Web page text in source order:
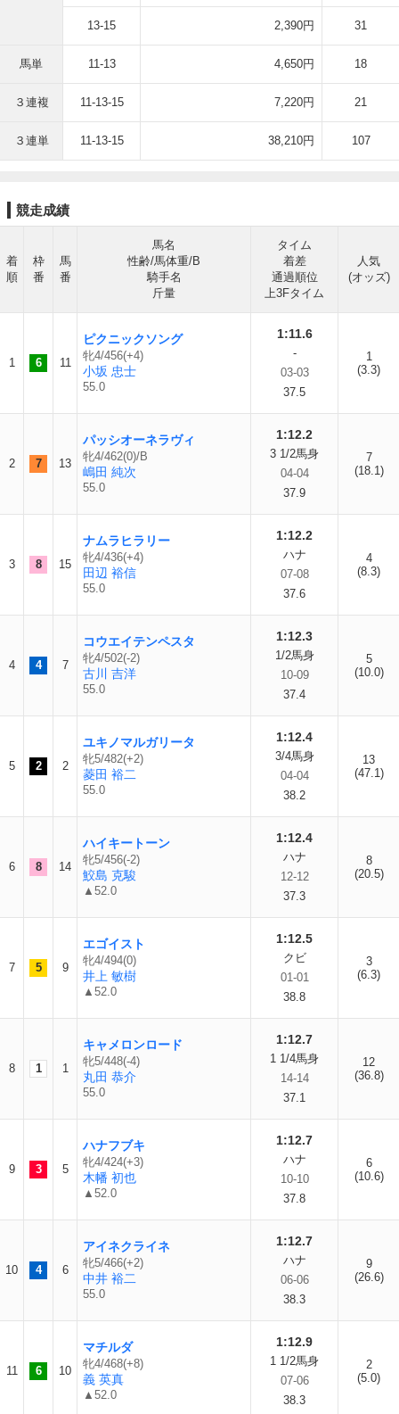
13-15 2,390円 31
馬単 11-13 4,650円 18
３連複 11-13-15 7,220円 21
３連単 11-13-15 38,210円 107
競走成績
着
順
枠
番
馬
番
馬名
性齢/馬体重/B
騎手名
斤量
タイム
着差
通過順位
上3Fタイム
人気
(オッズ)
1 6 11
ピクニックソング
牝4/456(+4)
小坂 忠士
55.0
1:11.6
-
03-03
37.5
1
(3.3)
2 7 13
パッシオーネラヴィ
牝4/462(0)/B
嶋田 純次
55.0
1:12.2
3 1/2馬身
04-04
37.9
7
(18.1)
3 8 15
ナムラヒラリー
牝4/436(+4)
田辺 裕信
55.0
1:12.2
ハナ
07-08
37.6
4
(8.3)
4 4 7
コウエイテンペスタ
牝4/502(-2)
古川 吉洋
55.0
1:12.3
1/2馬身
10-09
37.4
5
(10.0)
5 2 2
ユキノマルガリータ
牝5/482(+2)
菱田 裕二
55.0
1:12.4
3/4馬身
04-04
38.2
13
(47.1)
6 8 14
ハイキートーン
牝5/456(-2)
鮫島 克駿
▲52.0
1:12.4
ハナ
12-12
37.3
8
(20.5)
7 5 9
エゴイスト
牝4/494(0)
井上 敏樹
▲52.0
1:12.5
クビ
01-01
38.8
3
(6.3)
8 1 1
キャメロンロード
牝5/448(-4)
丸田 恭介
55.0
1:12.7
1 1/4馬身
14-14
37.1
12
(36.8)
9 3 5
ハナフブキ
牝4/424(+3)
木幡 初也
▲52.0
1:12.7
ハナ
10-10
37.8
6
(10.6)
10 4 6
アイネクライネ
牝5/466(+2)
中井 裕二
55.0
1:12.7
ハナ
06-06
38.3
9
(26.6)
11 6 10
マチルダ
牝4/468(+8)
義 英真
▲52.0
1:12.9
1 1/2馬身
07-06
38.3
2
(5.0)